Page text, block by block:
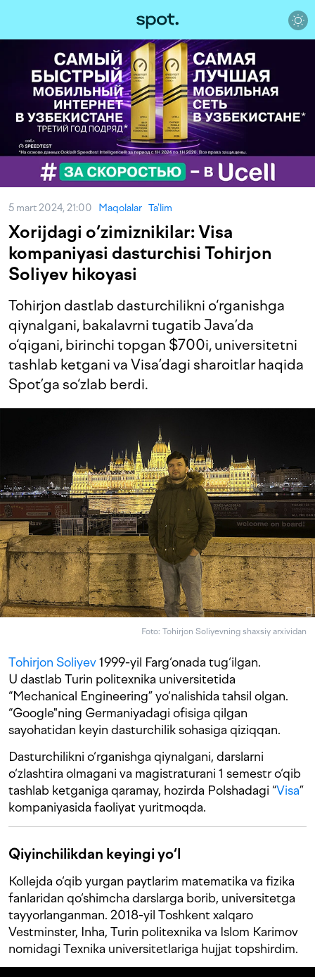
5 mart 2024, 21:00 Maqolalar Ta'lim
Xorijdagi o‘zimiznikilar: Visa
kompaniyasi dasturchisi Tohirjon
Soliyev hikoyasi
Tohirjon dastlab dasturchilikni o‘rganishga
qiynalgani, bakalavrni tugatib Java’da
o‘qigani, birinchi topgan $700i, universitetni
tashlab ketgani va Visa’dagi sharoitlar haqida
Spot’ga so‘zlab berdi.
Foto: Tohirjon Soliyevning shaxsiy arxividan
Tohirjon Soliyev1999-yil Farg‘onada tug‘ilgan.
U dastlab Turin politexnika universitetida
“Mechanical Engineering” yo‘nalishida tahsil olgan.
“Google"ning Germaniyadagi ofisiga qilgan
sayohatidan keyin dasturchilik sohasiga qiziqqan.
Dasturchilikni o‘rganishga qiynalgani, darslarni
o‘zlashtira olmagani va magistraturani 1 semestr o‘qib
tashlab ketganiga qaramay, hozirda Polshadagi “Visa”
kompaniyasida faoliyat yuritmoqda.
Qiyinchilikdan keyingi yo‘l
Kollejda o‘qib yurgan paytlarim matematika va fizika
fanlaridan qo‘shimcha darslarga borib, universitetga
tayyorlanganman. 2018-yil Toshkent xalqaro
Vestminster, Inha, Turin politexnika va Islom Karimov
nomidagi Texnika universitetlariga hujjat topshirdim.